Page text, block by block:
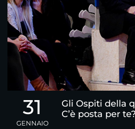
31
GENNAIO
Gli Ospiti della
C’è posta per te?